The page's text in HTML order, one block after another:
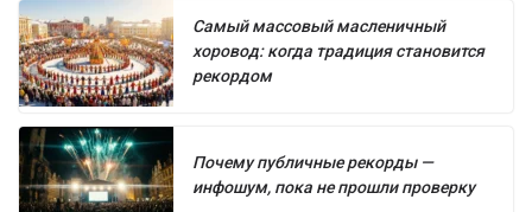
Самый массовый масленичный
хоровод: когда традиция становится
рекордом
Почему публичные рекорды —
инфошум, пока не прошли проверку